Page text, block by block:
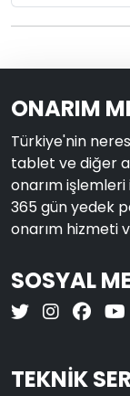
ONARIM
Türkiye'nin
tablet ve diğer
onarım
365 gün yedek
onarım hizmeti
SOSYAL
TEKNİK